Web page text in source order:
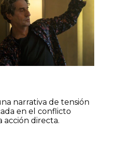
narrativa de tensión
en el conflicto
acción directa.